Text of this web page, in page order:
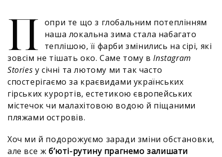
П опри те що з глобальним потеплінням
наша локальна зима стала набагато
теплішою, її фарби змінились на сірі, які
зовсім не тішать око. Саме тому вInstagram
Stories у січні та лютому ми так часто
спостерігаємо за краєвидами українських
гірських курортів, естетикою європейських
містечок чи малахітовою водою й піщаними
пляжами островів.
Хоч ми й подорожуємо заради зміни обстановки,
але все ж б’юті-рутину прагнемо залишати